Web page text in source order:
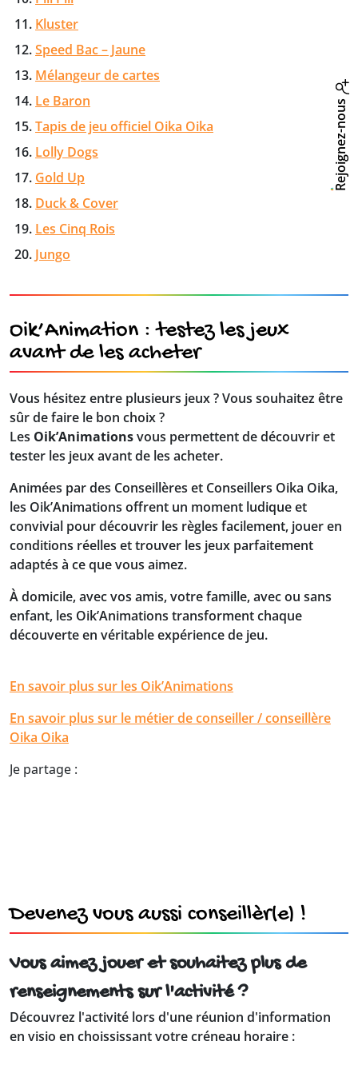
Rejoignez-nous
Kluster
Speed Bac – Jaune
Mélangeur de cartes
Le Baron
Tapis de jeu officiel Oika Oika
Lolly Dogs
Gold Up
Duck & Cover
Les Cinq Rois
Jungo
Oik’Animation : testez les jeux
avant de les acheter
Vous hésitez entre plusieurs jeux ? Vous souhaitez être
sûr de faire le bon choix ?
Les Oik’Animationsvous permettent de découvrir et
tester les jeux avant de les acheter.
Animées par des Conseillères et Conseillers Oika Oika,
les Oik’Animations offrent un moment ludique et
convivial pour découvrir les règles facilement, jouer en
conditions réelles et trouver les jeux parfaitement
adaptés à ce que vous aimez.
À domicile, avec vos amis, votre famille, avec ou sans
enfant, les Oik’Animations transforment chaque
découverte en véritable expérience de jeu.
En savoir plus sur les Oik’Animations
En savoir plus sur le métier de conseiller / conseillère
Oika Oika
Je partage :
Devenez vous aussi conseillèr(e) !
Vous aimez jouer et souhaitez plus de
renseignements sur l'activité ?
Découvrez l'activité lors d'une réunion d'information
en visio en choississant votre créneau horaire :